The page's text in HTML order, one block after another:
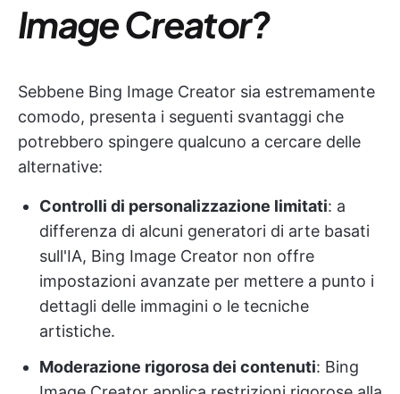
Image Creator?
Sebbene Bing Image Creator sia estremamente
comodo, presenta i seguenti svantaggi che
potrebbero spingere qualcuno a cercare delle
alternative:
Controlli di personalizzazione limitati: a
differenza di alcuni generatori di arte basati
sull'IA, Bing Image Creator non offre
impostazioni avanzate per mettere a punto i
dettagli delle immagini o le tecniche
artistiche.
Moderazione rigorosa dei contenuti: Bing